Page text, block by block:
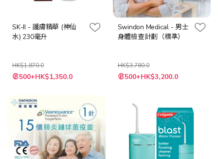
SK-II - 護膚精華 (神仙
水) 230毫升
HK$1,870.0
特
殊 500+HK$1,350.0
Swindon Medical - 男士
身體檢查計劃（標準）
HK$3,780.0
特
殊 500+HK$3,200.0